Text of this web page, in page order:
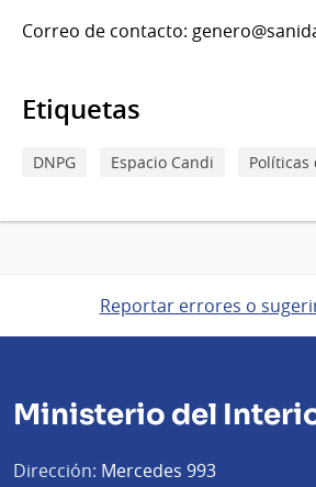
Correo de contacto:
Etiquetas
DNPG Espacio Candi Políticas
Reportar errores o
Ministerio del
Dirección: Mercedes 993